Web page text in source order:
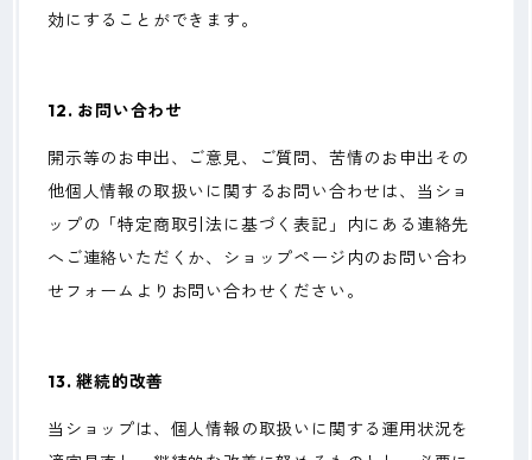
効にすることができます。
12. お問い合わせ
開示等のお申出、ご意見、ご質問、苦情のお申出その
他個人情報の取扱いに関するお問い合わせは、当ショ
ップの「特定商取引法に基づく表記」内にある連絡先
へご連絡いただくか、ショップページ内のお問い合わ
せフォームよりお問い合わせください。
13. 継続的改善
当ショップは、個人情報の取扱いに関する運用状況を